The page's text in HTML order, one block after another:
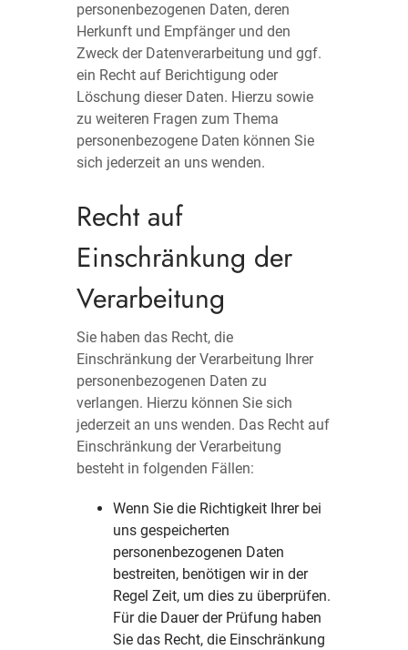
personenbezogenen Daten, deren
Herkunft und Empfänger und den
Zweck der Datenverarbeitung und ggf.
ein Recht auf Berichtigung oder
Löschung dieser Daten. Hierzu sowie
zu weiteren Fragen zum Thema
personenbezogene Daten können Sie
sich jederzeit an uns wenden.
Recht auf
Einschränkung der
Verarbeitung
Sie haben das Recht, die
Einschränkung der Verarbeitung Ihrer
personenbezogenen Daten zu
verlangen. Hierzu können Sie sich
jederzeit an uns wenden. Das Recht auf
Einschränkung der Verarbeitung
besteht in folgenden Fällen:
Wenn Sie die Richtigkeit Ihrer bei
uns gespeicherten
personenbezogenen Daten
bestreiten, benötigen wir in der
Regel Zeit, um dies zu überprüfen.
Für die Dauer der Prüfung haben
Sie das Recht, die Einschränkung